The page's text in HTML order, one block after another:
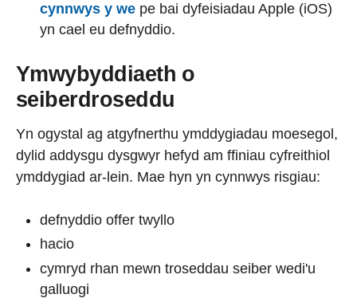
cynnwys y we pe bai dyfeisiadau Apple (iOS)
yn cael eu defnyddio.
Ymwybyddiaeth o
seiberdroseddu
Yn ogystal ag atgyfnerthu ymddygiadau moesegol,
dylid addysgu dysgwyr hefyd am ffiniau cyfreithiol
ymddygiad ar-lein. Mae hyn yn cynnwys risgiau:
defnyddio offer twyllo
hacio
cymryd rhan mewn troseddau seiber wedi'u
galluogi